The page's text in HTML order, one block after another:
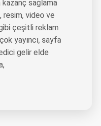
kazanç sağlama
resim, video ve
çeşitli reklam
yayıncı, sayfa
gelir elde